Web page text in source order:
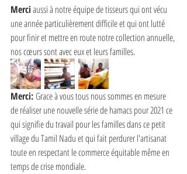
Merci aussi à notre équipe de tisseurs qui ont vécu
une année particulièrement difficile et qui ont lutté
pour finir et mettre en route notre collection annuelle,
nos cœurs sont avec eux et leurs familles.
Merci: Grace à vous tous nous sommes en mesure
de réaliser une nouvelle série de hamacs pour 2021 ce
qui signifie du travail pour les familles dans ce petit
village du Tamil Nadu et qui fait perdurer l'artisanat
toute en respectant le commerce équitable même en
temps de crise mondiale.